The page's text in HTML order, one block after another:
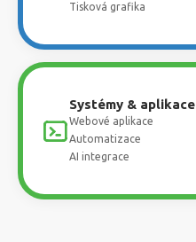
Tisková grafika
Systémy & aplikace
Webové aplikace
Automatizace
AI integrace